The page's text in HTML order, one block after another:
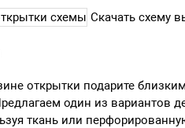
Скачать схему
открытки подарите
один из вариантов
ткань или